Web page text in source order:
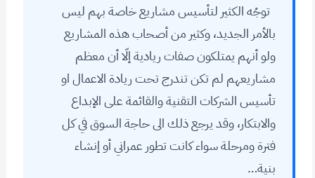
توجُه الكثير لتأسيس مشاريع خاصة بهم ليس
بالأمر الجديد، وكثير من أصحاب هذه المشاريع
ولو أنهم يمتلكون صفات ريادية إلّا أن معظم
مشاريعهم لم تكن تندرج تحت ريادة الاعمال او
تأسيس الشركات التقنية والقائمة على الإبداع
والابتكار، وقد يرجع ذلك الى حاجة السوق في كل
فترة ومرحلة سواء كانت تطور عمراني أو إنشاء
بنية…